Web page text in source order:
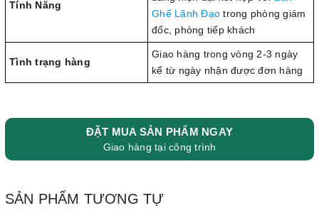
Tính Năng
Ghế Lãnh Đạo trong phòng giám
đốc, phòng tiếp khách
Tình trạng hàng
Giao hàng trong vòng 2-3 ngày
kể từ ngày nhận được đơn hàng
ĐẶT MUA SẢN PHẨM NGAY
Giao hàng tại công trình
SẢN PHẨM TƯƠNG TỰ